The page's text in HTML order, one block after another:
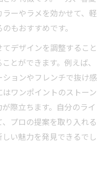
ーやラメを効かせて、軽
もおすすめです。
デザインを調整すること
とができます。例えば、
ョンやフレンチで抜け感
ワンポイントのストーン
際立ちます。自分のライ
プロの提案を取り入れる
い魅力を発見できるでし